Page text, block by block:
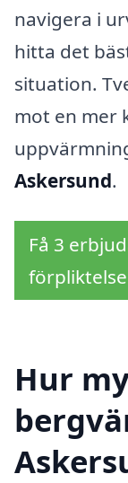
navigera i
hitta det
situation.
mot en mer
Askersund.
Få 3
Hur